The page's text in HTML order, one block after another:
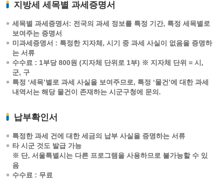
지방세 세목별 과세증명서
세목별 과세증명서: 전국의 과세 정보를 특정 기간, 특정 세목별로
보여주는 증명서
미과세증명서 : 특정한 지자체, 시기 중 과세 사실이 없음을 증명하
는 서류
수수료 : 1부당 800원 (지자체 단위로 1부) ※ 지자체 단위 = 시,
군, 구
특정 ‘세목’별로 과세 사실을 보여주므로, 특정 ‘물건’에 대한 과세
내역서는 해당 물건이 존재하는 시군구청에 문의.
납부확인서
특정한 과세 건에 대한 세금의 납부 사실을 증명하는 서류
타 시군 것도 발급 가능
※ 단, 서울특별시는 다른 프로그램을 사용하므로 불가능할 수 있
음
수수료 : 무료